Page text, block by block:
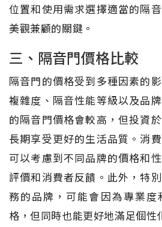
位置和使用需求選擇適當的隔
美觀兼顧的關鍵。
三、隔音門價格比較
隔音門的價格受到多種因素的
複雜度、隔音性能等級以及品
的隔音門價格會較高，但投資
長期享受更好的生活品質。消
可以考慮到不同品牌的價格和
評價和消費者反饋。此外，特
務的品牌，可能會因為專業度
格，但同時也能更好地滿足個性